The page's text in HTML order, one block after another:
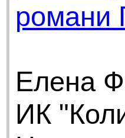
романи
Елена
ИК